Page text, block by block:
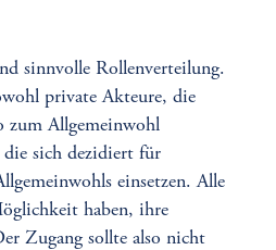
sinnvolle Rollenverteilung.
private Akteure, die
zum Allgemeinwohl
die sich dezidiert für
einsetzen. Alle
haben, ihre
Zugang sollte also nicht